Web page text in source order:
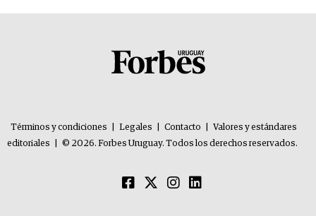
Términos y condiciones Legales Contacto
Valores y estándares
editoriales
© 2026. Forbes Uruguay. Todos los derechos reservados.